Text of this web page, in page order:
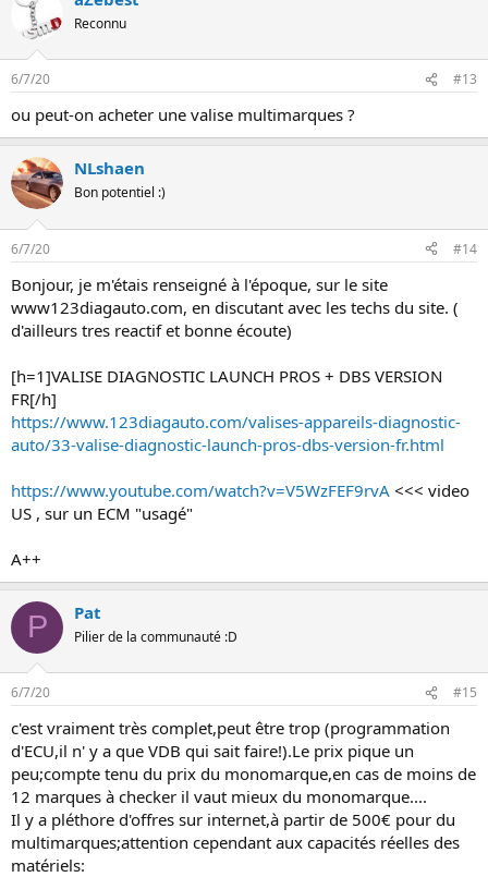
Reconnu
6/7/20 #13
ou peut-on acheter une valise multimarques ?
NLshaen
Bon potentiel :)
6/7/20 #14
Bonjour, je m'étais renseigné à l'époque, sur le site
www123diagauto.com, en discutant avec les techs du site. (
d'ailleurs tres reactif et bonne écoute)
[h=1]VALISE DIAGNOSTIC LAUNCH PROS + DBS VERSION
FR[/h]
https://www.123diagauto.com/valises-appareils-diagnostic-
auto/33-valise-diagnostic-launch-pros-dbs-version-fr.html
https://www.youtube.com/watch?v=V5WzFEF9rvA <<< video
US , sur un ECM "usagé"
A++
P Pat
Pilier de la communauté :D
6/7/20 #15
c'est vraiment très complet,peut être trop (programmation
d'ECU,il n' y a que VDB qui sait faire!).Le prix pique un
peu;compte tenu du prix du monomarque,en cas de moins de
12 marques à checker il vaut mieux du monomarque....
Il y a pléthore d'offres sur internet,à partir de 500€ pour du
multimarques;attention cependant aux capacités réelles des
matériels: